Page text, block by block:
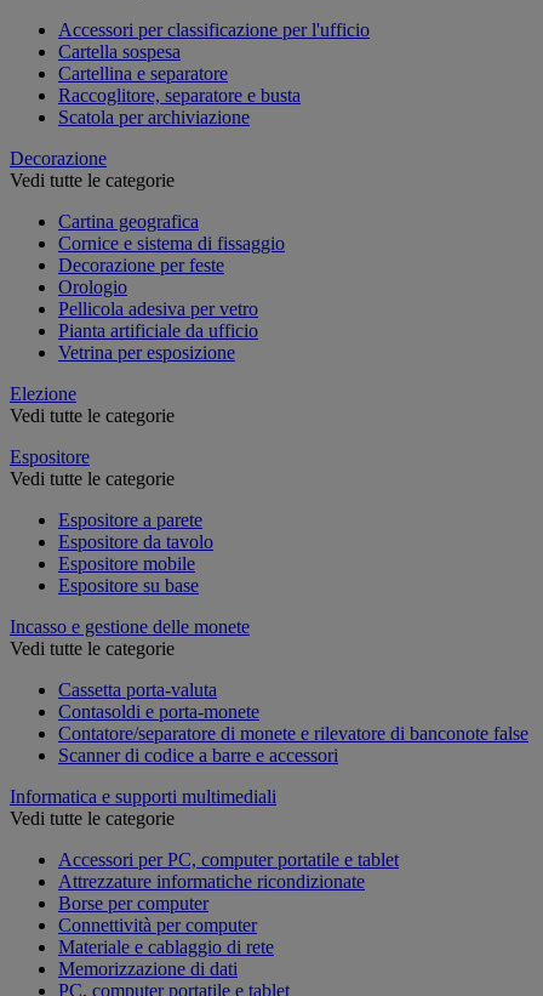
Accessori per classificazione per l'ufficio
Cartella sospesa
Cartellina e separatore
Raccoglitore, separatore e busta
Scatola per archiviazione
Decorazione
Vedi tutte le categorie
Cartina geografica
Cornice e sistema di fissaggio
Decorazione per feste
Orologio
Pellicola adesiva per vetro
Pianta artificiale da ufficio
Vetrina per esposizione
Elezione
Vedi tutte le categorie
Espositore
Vedi tutte le categorie
Espositore a parete
Espositore da tavolo
Espositore mobile
Espositore su base
Incasso e gestione delle monete
Vedi tutte le categorie
Cassetta porta-valuta
Contasoldi e porta-monete
Contatore/separatore di monete e rilevatore di banconote false
Scanner di codice a barre e accessori
Informatica e supporti multimediali
Vedi tutte le categorie
Accessori per PC, computer portatile e tablet
Attrezzature informatiche ricondizionate
Borse per computer
Connettività per computer
Materiale e cablaggio di rete
Memorizzazione di dati
PC, computer portatile e tablet